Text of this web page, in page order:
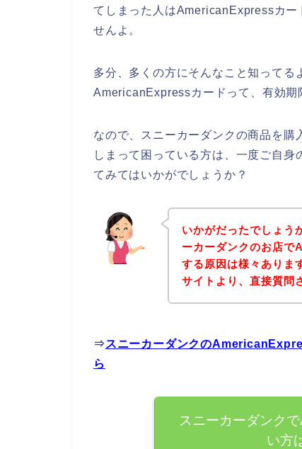
てしまった人はAmericanExpressカー
せんよ。
多分、多くの方にそんなこと知ってる
AmericanExpressカードって、有効期
なので、スニーカーダンクの商品を
しまって困っている方は、一度ご自
てみてはいかがでしょうか？
いかがだったでしょう
ーカーダンクのお店
する原因は様々ありま
サイトより、直接質問
⇒ スニーカーダンクの
ら
スニーカーダンク
い方